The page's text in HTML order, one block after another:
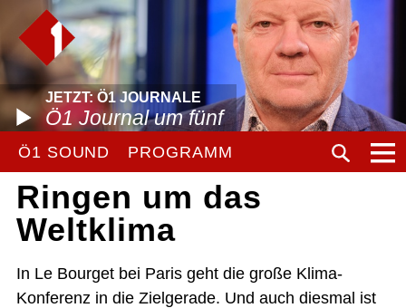
JETZT: Ö1 JOURNALE
Ö1 Journal um fünf
Ö1 SOUND PROGRAMM
Ringen um das
Weltklima
In Le Bourget bei Paris geht die große Klima-
Konferenz in die Zielgerade. Und auch diesmal ist